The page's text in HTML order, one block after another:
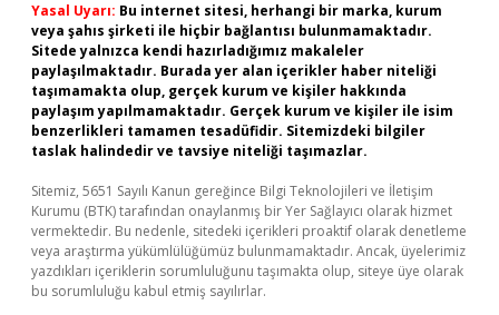
Yasal Uyarı: Bu internet sitesi, herhangi bir marka, kurum
veya şahıs şirketi ile hiçbir bağlantısı bulunmamaktadır.
Sitede yalnızca kendi hazırladığımız makaleler
paylaşılmaktadır. Burada yer alan içerikler haber niteliği
taşımamakta olup, gerçek kurum ve kişiler hakkında
paylaşım yapılmamaktadır. Gerçek kurum ve kişiler ile isim
benzerlikleri tamamen tesadüfidir. Sitemizdeki bilgiler
taslak halindedir ve tavsiye niteliği taşımazlar.
Sitemiz, 5651 Sayılı Kanun gereğince Bilgi Teknolojileri ve İletişim
Kurumu (BTK) tarafından onaylanmış bir Yer Sağlayıcı olarak hizmet
vermektedir. Bu nedenle, sitedeki içerikleri proaktif olarak denetleme
veya araştırma yükümlülüğümüz bulunmamaktadır. Ancak, üyelerimiz
yazdıkları içeriklerin sorumluluğunu taşımakta olup, siteye üye olarak
bu sorumluluğu kabul etmiş sayılırlar.